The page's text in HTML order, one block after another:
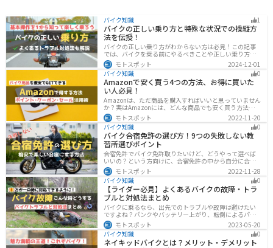
バイク知識 1
バイクの正しい乗り方と特殊な状況での操縦方
法を伝授！
バイクの正しい乗り方がわからない方は必見！この記事
では、バイクを乗る前にやるべきことや正しい乗り方、
トラブルと対処法を解説しています。実は、車と気をつ
ける部分はかなり異なるので注意が必要です。この記事
を読めば、安全で快適なバイクライフを送れます。
モトスポット
2024-12-01
バイク知識
0
Amazonで安く買う4つの方法、お得に買いた
い人必見！
Amazonは、ただ商品を購入すればいいと思っていません
か？実はAmazonには、どんな商品でも安く買う方法が存
在します。この記事では、Amazonでお得に買う方法を4
つ紹介します！Amazonギフト券をやAmazonポイント、
Amazonプライム、タイムセールを活用して安くお得に買
いましょう。
モトスポット
2022-11-20
バイク知識
0
バイク合宿免許の選び方！9つの失敗しない教
習所選びポイント
合宿免許でバイク免許取りたいけど、どうやって選べば
いいの？という方向けに、合宿免許の中から自分に合っ
た教習所を選ぶ方法をまとめました。押さえるべきポイ
ントは9つです。料金をできるだけ抑えたり、旅行も兼ね
て楽しみたい人必見です！
モトスポット
2022-11-28
バイク知識
0
【ライダー必見】よくあるバイクの故障・トラ
ブルと対処法まとめ
バイクに乗るなら、出先でのトラブルや故障は避けたい
ですよね？パンクやバッテリー上がり、転倒によるパー
ツの破損、鍵紛失などよくあるトラブルと対処法を徹底
的にまとめました！実際に遭遇しなくても対処法を知
り、事前に準備しておくようにしましょう。
モトスポット
2023-05-20
バイク知識
0
ネイキッドバイクとは？メリット・デメリット